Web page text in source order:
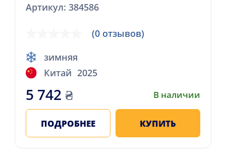
Артикул: 384586
(0 отзывов)
зимняя
Китай 2025
5 742 ₴ В наличии
ПОДРОБНЕЕ КУПИТЬ